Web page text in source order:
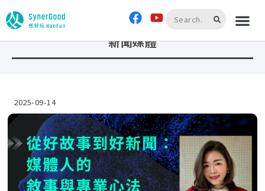
首頁»新聞媒體
新聞媒體
2025-09-14